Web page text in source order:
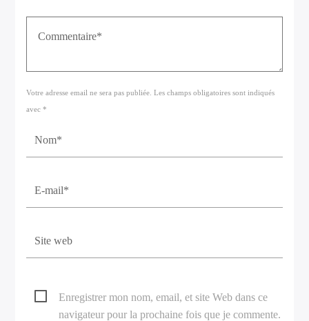
Votre adresse email ne sera pas publiée. Les champs obligatoires sont indiqués
avec *
Enregistrer mon nom, email, et site Web dans ce
navigateur pour la prochaine fois que je commente.